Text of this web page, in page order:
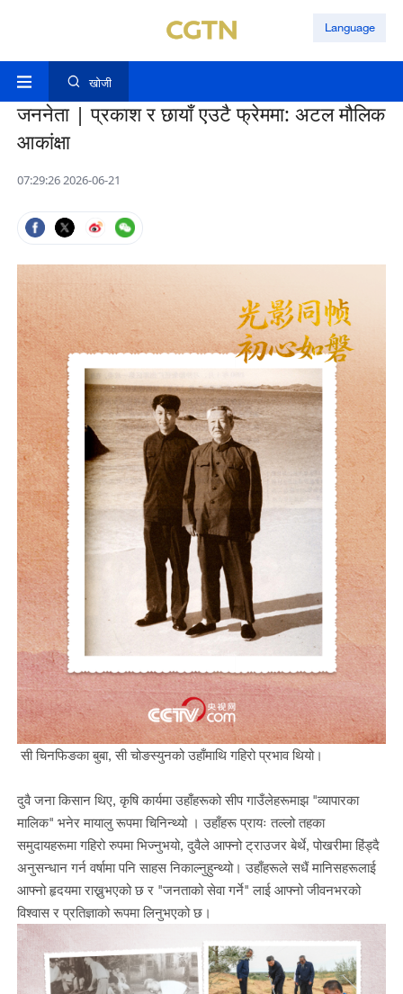
Language
खोजी
जननेता | प्रकाश र छायाँ एउटै फ्रेममा: अटल मौलिक
आकांक्षा
07:29:26 2026-06-21
सी चिनफिङका बुबा, सी चोङस्युनको उहाँमाथि गहिरो प्रभाव थियो।
दुवै जना किसान थिए, कृषि कार्यमा उहाँहरूको सीप गाउँलेहरूमाझ "व्यापारका
मालिक" भनेर मायालु रूपमा चिनिन्थ्यो । उहाँहरू प्रायः तल्लो तहका
समुदायहरूमा गहिरो रुपमा भिज्नुभयो, दुवैले आफ्नो ट्राउजर बेर्थे, पोखरीमा हिंड्दै
अनुसन्धान गर्न वर्षामा पनि साहस निकाल्नुहुन्थ्यो। उहाँहरूले सधैं मानिसहरूलाई
आफ्नो हृदयमा राख्नुभएको छ र "जनताको सेवा गर्ने" लाई आफ्नो जीवनभरको
विश्वास र प्रतिज्ञाको रूपमा लिनुभएको छ।